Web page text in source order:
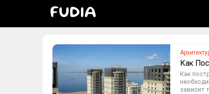
FUDIA
Как
Как
зависит